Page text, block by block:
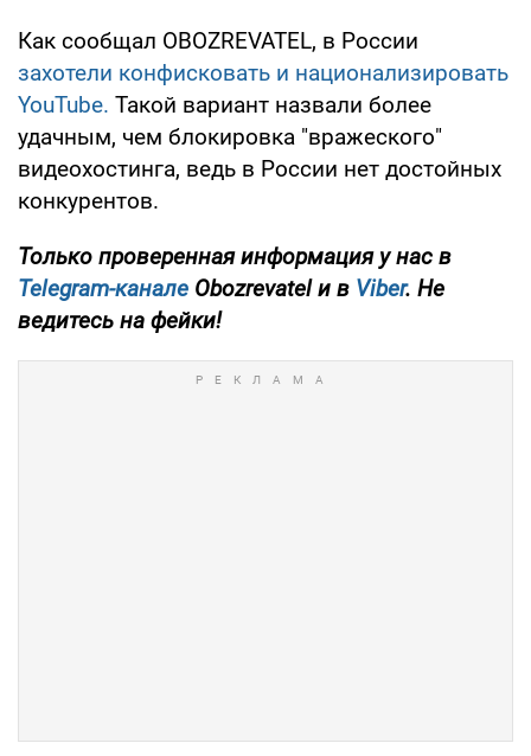
Как сообщал OBOZREVATEL, в России
захотели конфисковать и национализировать
YouTube. Такой вариант назвали более
удачным, чем блокировка "вражеского"
видеохостинга, ведь в России нет достойных
конкурентов.
Только проверенная информация у нас в
Telegram-канале Obozrevatel и в Viber. Не
ведитесь на фейки!